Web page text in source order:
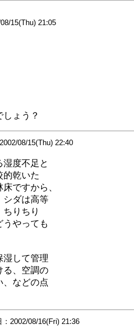
15(Thu) 21:05
ょう？
08/15(Thu) 22:40
度不足と
的乾いた
ですから、
シダは高等
りちり
うやっても
湿して管理
る、空調の
、などの点
：2002/08/16(Fri) 21:36